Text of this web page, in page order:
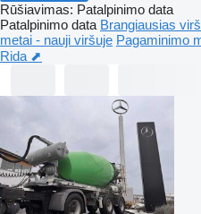
Rūšiavimas: Patalpinimo data
Patalpinimo data Brangiausias
metai - nauji viršuje Pagaminimo
Rida ⬈